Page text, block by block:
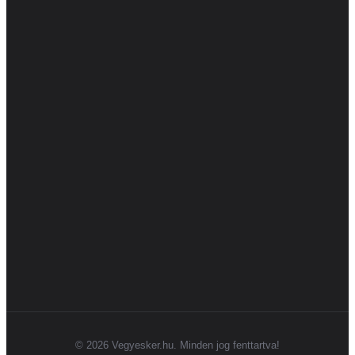
© 2026 Vegyesker.hu. Minden jog fenttartva!